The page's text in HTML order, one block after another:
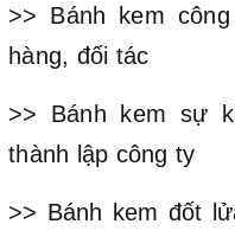
>> Bánh kem
hàng, đối tác
>> Bánh kem sự
thành lập công ty
>> Bánh kem đốt